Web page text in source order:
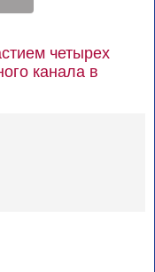
четырех
канала в